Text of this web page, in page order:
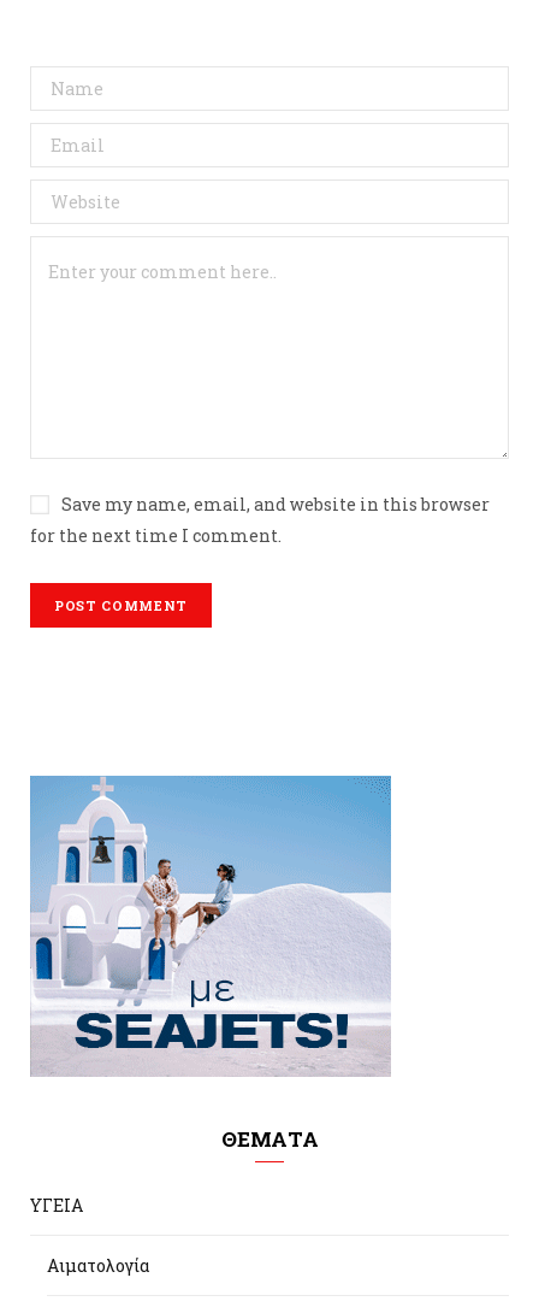
Save my name, email, and website in this browser
for the next time I comment.
ΘΕΜΑΤΑ
ΥΓΕΙΑ
Αιματολογία